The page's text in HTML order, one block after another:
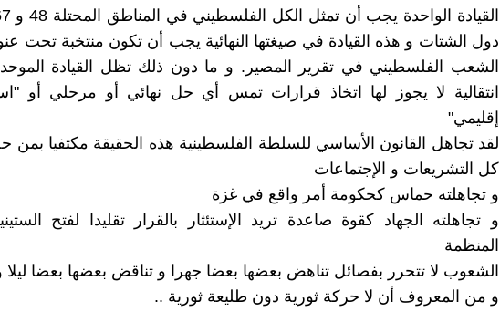
دول الشتات و هذه القيادة في صيغتها النهائية يجب أن تكون منتخبة تحت
الشعب الفلسطيني في تقرير المصير. و ما دون ذلك تظل القيادة
انتقالية لا يجوز لها اتخاذ قرارات تمس أي حل نهائي أو مرحلي أو
إقليمي"
لقد تجاهل القانون الأساسي للسلطة الفلسطينية هذه الحقيقة مكتفيا
كل التشريعات و الإجتماعات
و تجاهلته حماس كحكومة أمر واقع في غزة
و تجاهلته الجهاد كقوة صاعدة تريد الإستئثار بالقرار تقليدا لفتح
المنظمة
الشعوب لا تتحرر بفصائل تناهض بعضها بعضا جهرا و تناقض بعضها بعضا ليلا و
و من المعروف أن لا حركة ثورية دون طليعة ثورية ..